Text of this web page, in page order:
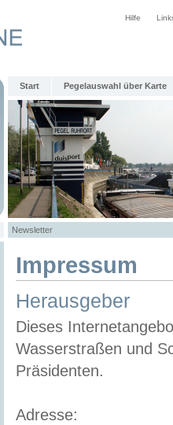
Hilfe
Start Pegelauswahl über Karte
Newsletter
Impressum
Herausgeber
Dieses
Wasserstraßen und
Präsidenten.
Adresse: